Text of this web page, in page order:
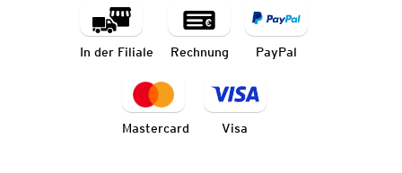
In der Filiale Rechnung PayPal
Mastercard Visa